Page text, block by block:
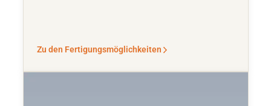
Zu den Fertigungsmöglichkeiten